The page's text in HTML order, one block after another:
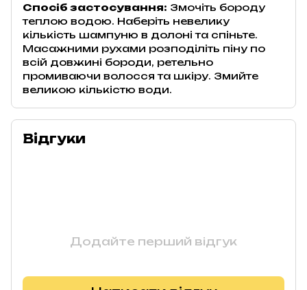
Спосіб застосування: Змочіть бороду
теплою водою. Наберіть невелику
кількість шампуню в долоні та спіньте.
Масажними рухами розподіліть піну по
всій довжині бороди, ретельно
промиваючи волосся та шкіру. Змийте
великою кількістю води.
Відгуки
Додайте перший відгук